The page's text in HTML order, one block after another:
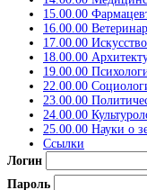
15.00.00
16.00.00
17.00.00
18.00.00
19.00.00
22.00.00
23.00.00
24.00.00
25.00.00 Науки о
Ссылки
Логин
Пароль